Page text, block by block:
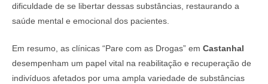
dificuldade de se libertar dessas substâncias, restaurando a
saúde mental e emocional dos pacientes.
Em resumo, as clínicas “Pare com as Drogas” em Castanhal
desempenham um papel vital na reabilitação e recuperação de
indivíduos afetados por uma ampla variedade de substâncias